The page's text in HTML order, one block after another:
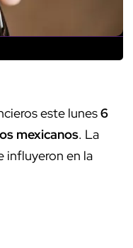
este lunes6
mexicanos. La
influyeron en la